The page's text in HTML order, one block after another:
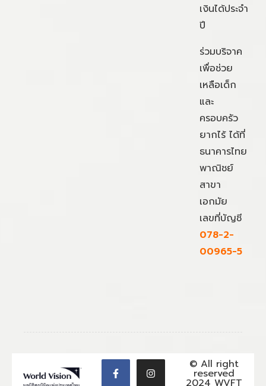
เงินได้ประจำ
ปี
ร่วมบริจาค
เพื่อช่วย
เหลือเด็ก
และ
ครอบครัว
ยากไร้ ได้ที่
ธนาคารไทย
พาณิชย์
สาขา
เอกมัย
เลขที่บัญชี
078-2-
00965-5
© All right
reserved
2024 WVFT